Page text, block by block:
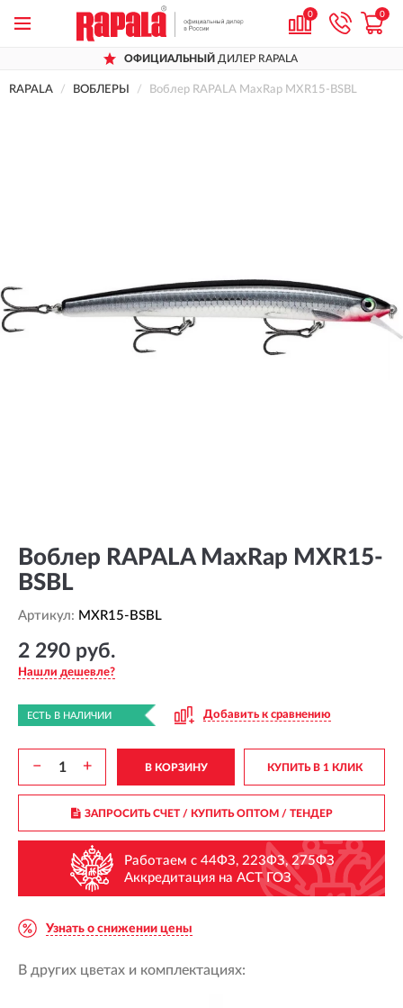
0 0
ОФИЦИАЛЬНЫЙ ДИЛЕР RAPALA
RAPALA ВОБЛЕРЫ Воблер RAPALA MaxRap MXR15-BSBL
Воблер RAPALA MaxRap MXR15-
BSBL
Артикул: MXR15-BSBL
2 290 руб.
Нашли дешевле?
ЕСТЬ В НАЛИЧИИ Добавить к сравнению
− + В КОРЗИНУ КУПИТЬ В 1 КЛИК
ЗАПРОСИТЬ СЧЕТ / КУПИТЬ ОПТОМ/ ТЕНДЕР
Работаем с 44ФЗ, 223ФЗ, 275ФЗ
Аккредитация на АСТ ГОЗ
Узнать о снижении цены
В других цветах и комплектациях: